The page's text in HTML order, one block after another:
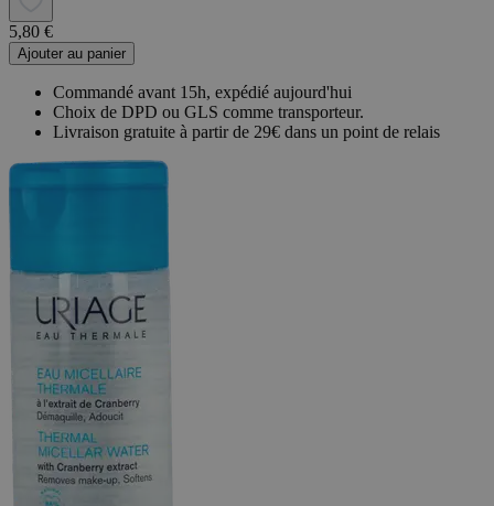
5,80 €
Ajouter au panier
Commandé avant 15h, expédié aujourd'hui
Choix de DPD ou GLS comme transporteur.
Livraison gratuite à partir de 29€ dans un point de relais